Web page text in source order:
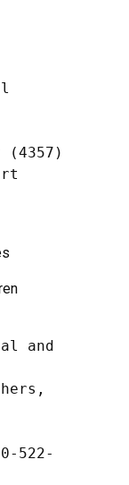
(4357)
and
522-